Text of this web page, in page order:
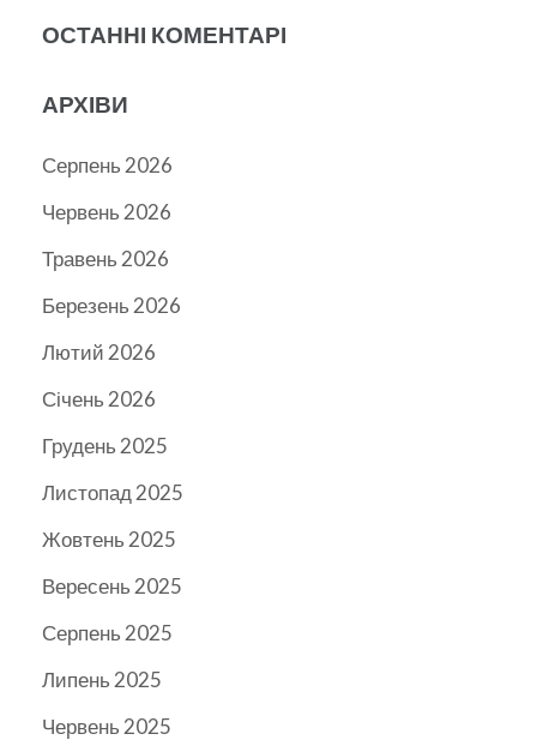
ОСТАННІ КОМЕНТАРІ
АРХІВИ
Серпень 2026
Червень 2026
Травень 2026
Березень 2026
Лютий 2026
Січень 2026
Грудень 2025
Листопад 2025
Жовтень 2025
Вересень 2025
Серпень 2025
Липень 2025
Червень 2025